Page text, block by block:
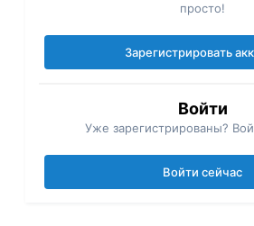
просто!
Зарегистрировать
Войти
Уже зарегистрированы?
Войти сейчас